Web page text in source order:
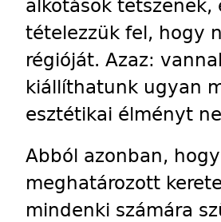
alkotások
tételezzük fel, hogy
régióját. Azaz:
kiállíthatunk ugyan
esztétikai él­ményt
Abból azonban,
meghatározott
mindenki számára